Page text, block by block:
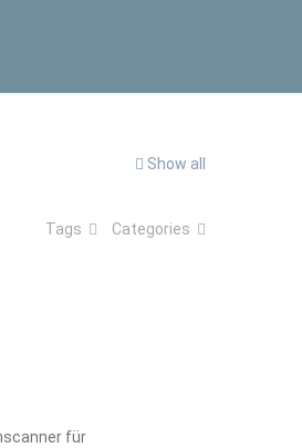
Show all
Categories
Tags
für